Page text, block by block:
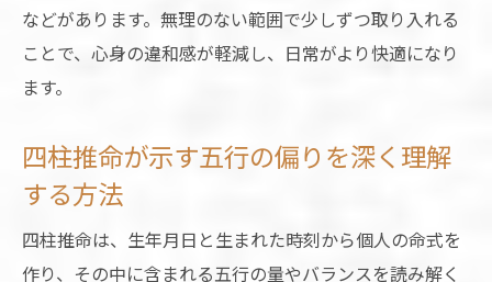
などがあります。無理のない範囲で少しずつ取り入れる
ことで、心身の違和感が軽減し、日常がより快適になり
ます。
四柱推命が示す五行の偏りを深く理解
する方法
四柱推命は、生年月日と生まれた時刻から個人の命式を
作り、その中に含まれる五行の量やバランスを読み解く